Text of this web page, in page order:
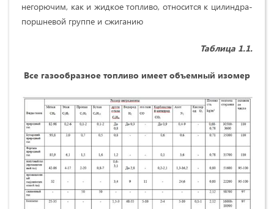
негорючим, как и жидкое топливо, относится к цилиндра-
поршневой группе и сжиганию
Таблица 1.1.
Все газообразное топливо имеет объемный изомер